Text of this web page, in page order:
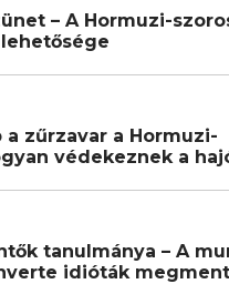
– A Hormuzi-
a zűrzavar a Hormuzi-
védekeznek a
tanulmánya – A
idióták